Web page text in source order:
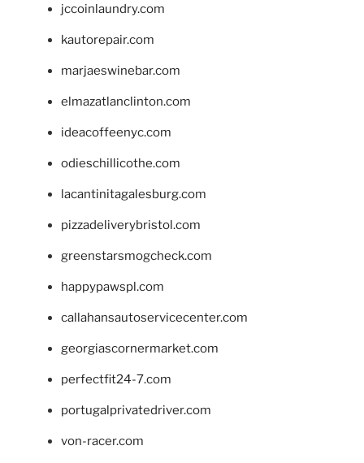
jccoinlaundry.com
kautorepair.com
marjaeswinebar.com
elmazatlanclinton.com
ideacoffeenyc.com
odieschillicothe.com
lacantinitagalesburg.com
pizzadeliverybristol.com
greenstarsmogcheck.com
happypawspl.com
callahansautoservicecenter.com
georgiascornermarket.com
perfectfit24-7.com
portugalprivatedriver.com
von-racer.com